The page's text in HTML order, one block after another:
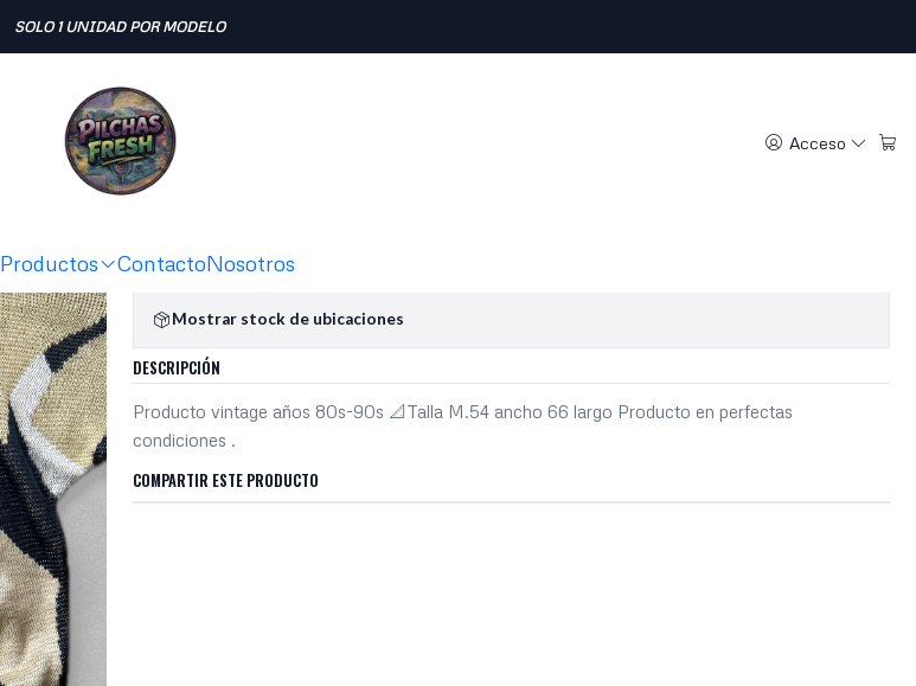
Acceso
Productos ContactoNosotros
SOLO 1 UNIDAD POR MODELO
SWEATERS Sweater vintage (M)
Sweater vintage (M)
Cantidad
Agregar a la lista de favoritos
Mostrar stock de ubicaciones
DESCRIPCIÓN
Producto vintage años 80s-90s 📐Talla M.54 ancho 66 largo Producto en perfectas
condiciones .
COMPARTIR ESTE PRODUCTO